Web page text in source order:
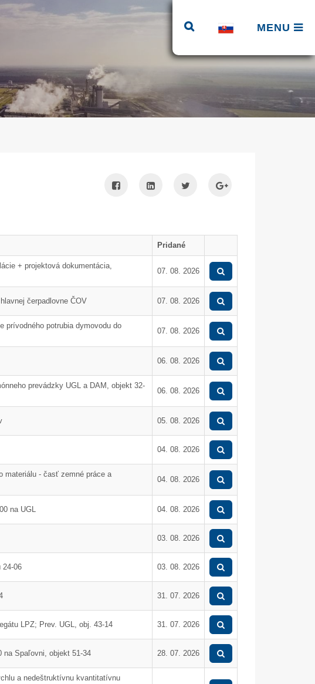
MENU
05. Dec.
Dar od spoločnosti
Pridané
+ projektová dokumentácia,
07. 08. 2026
čerpadlovne ČOV 07. 08. 2026
prívodného potrubia dymovodu do
07. 08. 2026
06. 08. 2026
prevádzky UGL a DAM, objekt 32-
06. 08. 2026
05. 08. 2026
04. 08. 2026
materiálu - časť zemné práce a
04. 08. 2026
na UGL 04. 08. 2026
03. 08. 2026
24-06 03. 08. 2026
31. 07. 2026
LPZ; Prev. UGL, obj. 43-14 31. 07. 2026
na Spaľovni, objekt 51-34 28. 07. 2026
a nedeštruktívnu kvantitatívnu